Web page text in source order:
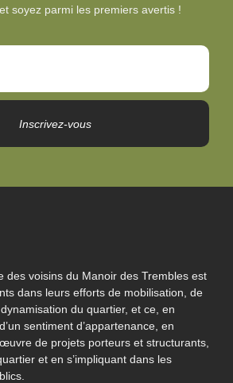
soyez parmi les premiers avertis !
Inscrivez-vous
des voisins du Manoir des Trembles est
dans leurs efforts de mobilisation, de
du quartier, et ce, en
sentiment d’appartenance, en
de projets porteurs et structurants,
et en s’impliquant dans les